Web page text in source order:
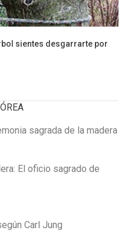
sientes desgarrarte por
sagrada de la madera
El oficio sagrado de
Carl Jung